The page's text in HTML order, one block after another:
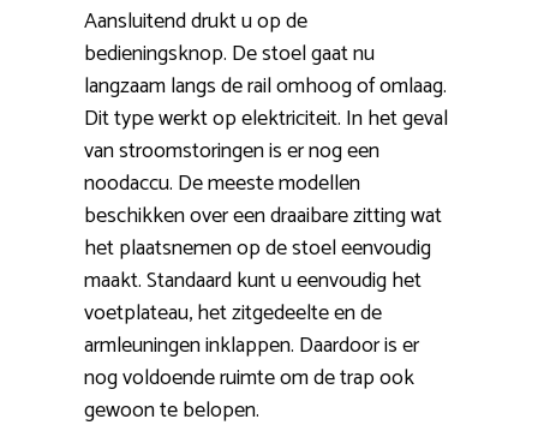
Aansluitend drukt u op de
bedieningsknop. De stoel gaat nu
langzaam langs de rail omhoog of omlaag.
Dit type werkt op elektriciteit. In het geval
van stroomstoringen is er nog een
noodaccu. De meeste modellen
beschikken over een draaibare zitting wat
het plaatsnemen op de stoel eenvoudig
maakt. Standaard kunt u eenvoudig het
voetplateau, het zitgedeelte en de
armleuningen inklappen. Daardoor is er
nog voldoende ruimte om de trap ook
gewoon te belopen.